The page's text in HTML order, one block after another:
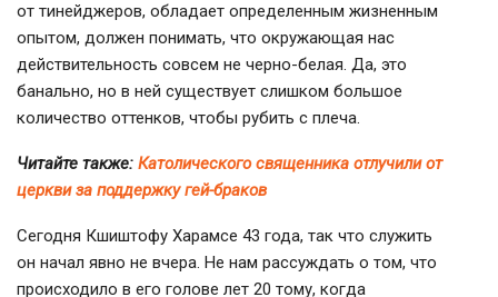
от тинейджеров, обладает определенным жизненным
опытом, должен понимать, что окружающая нас
действительность совсем не черно-белая. Да, это
банально, но в ней существует слишком большое
количество оттенков, чтобы рубить с плеча.
Читайте также: Католического священника отлучили от
церкви за поддержку гей-браков
Сегодня Кшиштофу Харамсе 43 года, так что служить
он начал явно не вчера. Не нам рассуждать о том, что
происходило в его голове лет 20 тому, когда